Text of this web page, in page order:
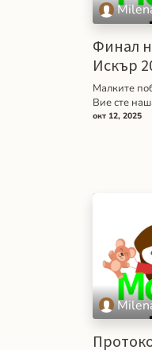
Финал
Искър
Малките
Вие сте
окт 12, 2025